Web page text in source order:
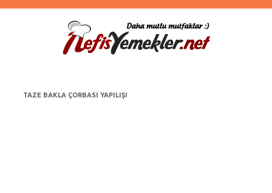
TAZE BAKLA ÇORBASI YAPILIŞI